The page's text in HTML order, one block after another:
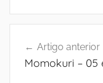
de
Artigo anterior
Momokuri –